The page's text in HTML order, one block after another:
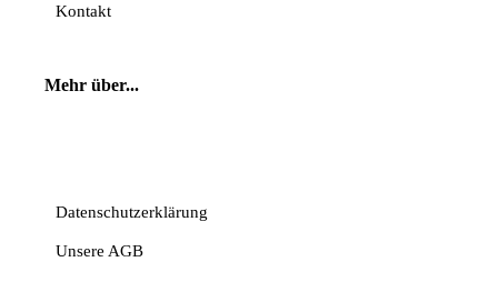
Kontakt
Mehr über...
Datenschutzerklärung
Unsere AGB